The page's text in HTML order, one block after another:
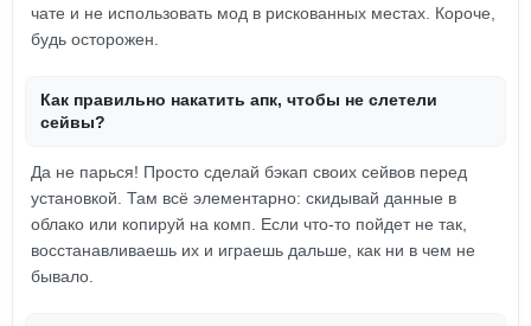
чате и не использовать мод в рискованных местах. Короче,
будь осторожен.
Как правильно накатить апк, чтобы не слетели
сейвы?
Да не парься! Просто сделай бэкап своих сейвов перед
установкой. Там всё элементарно: скидывай данные в
облако или копируй на комп. Если что-то пойдет не так,
восстанавливаешь их и играешь дальше, как ни в чем не
бывало.